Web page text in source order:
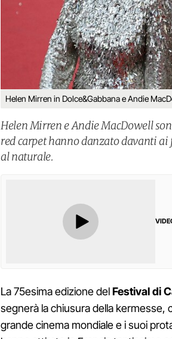
Helen Mirren in Dolce&Gabbana e Andie
Helen Mirren e Andie MacDowell
red carpet hanno danzato davanti
al naturale.
La 75esima edizione delFestival di
segnerà la chiusura della kermesse,
grande cinema mondiale e i suoi